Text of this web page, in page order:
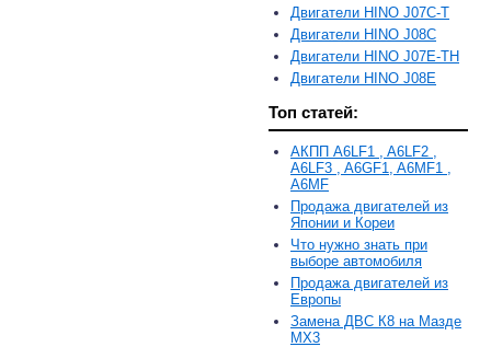
Двигатели HINO J07C-T
Двигатели HINO J08C
Двигатели HINO J07E-TH
Двигатели HINO J08E
Топ статей:
АКПП A6LF1 , A6LF2 ,
A6LF3 , A6GF1, A6MF1 ,
A6MF
Продажа двигателей из
Японии и Кореи
Что нужно знать при
выборе автомобиля
Продажа двигателей из
Европы
Замена ДВС К8 на Мазде
MX3